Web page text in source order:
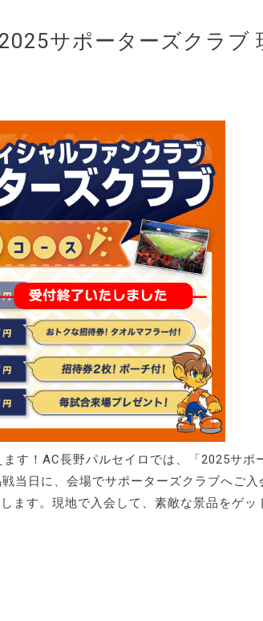
サポーターズクラブ
す！AC長野パルセイロでは、「2025サポ
当日に、会場でサポーターズクラブへご
ます。現地で入会して、素敵な景品をゲ